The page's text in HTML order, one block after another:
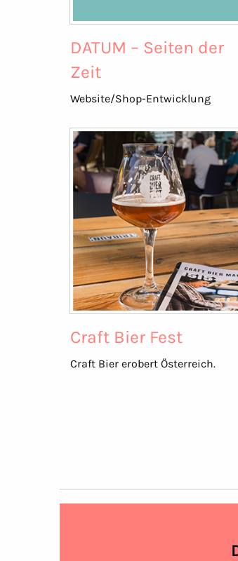
DATUM – Seiten der
Zeit
Website/Shop-Entwicklung
Craft Bier Fest
Craft Bier erobert Österreich.